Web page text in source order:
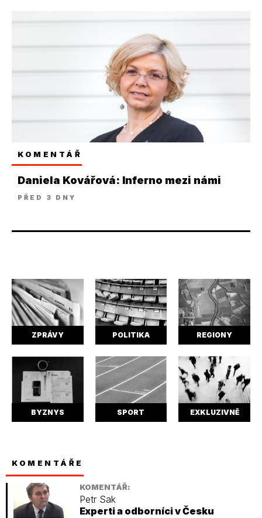
KOMENTÁŘ
Daniela Kovářová: Inferno mezi námi
PŘED 3 DNY
ZPRÁVY POLITIKA REGIONY
BYZNYS SPORT EXKLUZIVNĚ
KOMENTÁŘE
KOMENTÁŘ:
Petr Sak
Experti a odborníci v Česku